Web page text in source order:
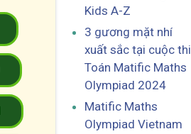
Kids A-Z
3 gương mặt nhí
xuất sắc tại cuộc thi
Toán Matific Maths
Olympiad 2024
Matific Maths
Olympiad Vietnam